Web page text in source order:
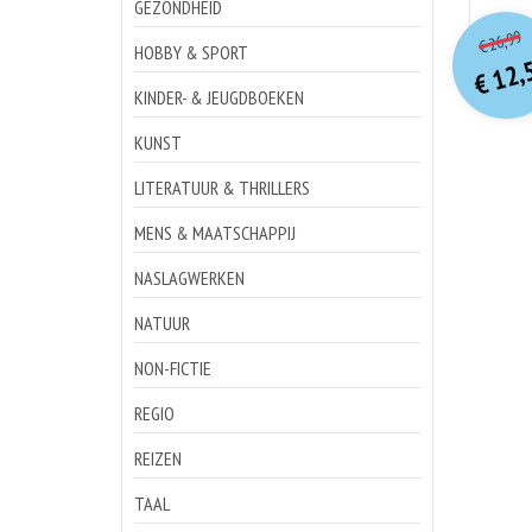
GEZONDHEID
HOBBY & SPORT
KINDER- & JEUGDBOEKEN
KUNST
LITERATUUR & THRILLERS
MENS & MAATSCHAPPIJ
NASLAGWERKEN
NATUUR
NON-FICTIE
REGIO
REIZEN
TAAL
€26,99
€